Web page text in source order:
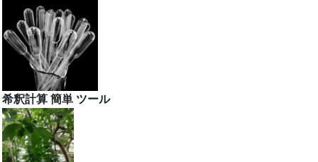
希釈計算 簡単 ツール